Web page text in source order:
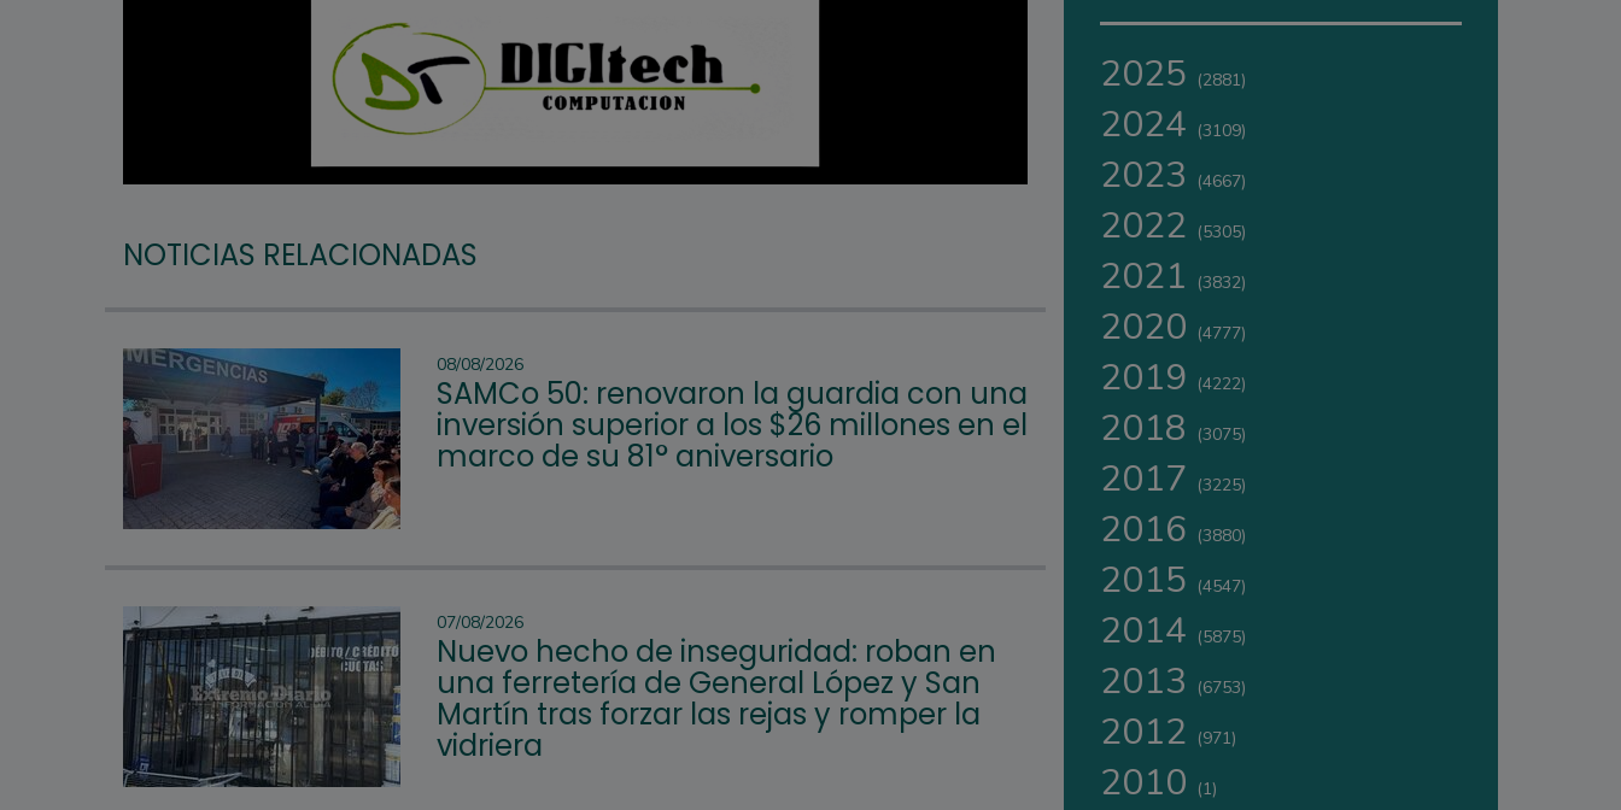
NOTICIAS RELACIONADAS
08/08/2026
SAMCo 50: renovaron la guardia con una
inversión superior a los $26 millones en el
marco de su 81° aniversario
07/08/2026
Nuevo hecho de inseguridad: roban en
una ferretería de General López y San
Martín tras forzar las rejas y romper la
vidriera
2025 (2881)
2024 (3109)
2023 (4667)
2022 (5305)
2021 (3832)
2020 (4777)
2019 (4222)
2018 (3075)
2017 (3225)
2016 (3880)
2015 (4547)
2014 (5875)
2013 (6753)
2012 (971)
2010 (1)